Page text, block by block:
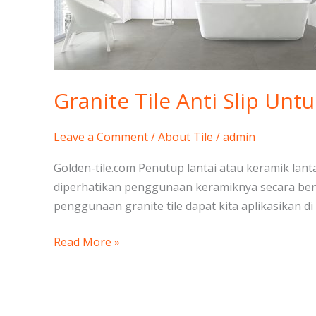
Granite Tile Anti Slip
Leave a Comment/About Tile /admin
Golden-tile.com Penutup lantai atau keramik
diperhatikan penggunaan keramiknya secara
penggunaan granite tile dapat kita aplikasikan
Kamar
Mandi
Read More »